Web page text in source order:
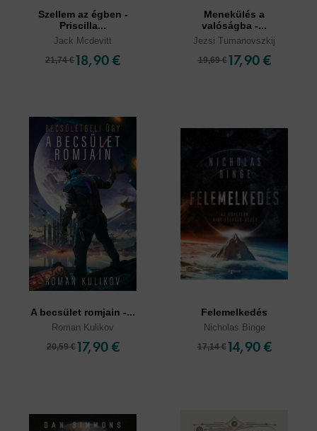
Szellem az égben -
Priscilla...
Jack Mcdevitt
21,74 €18,90 €
Menekülés a
valóságba -...
Jezsi Tumanovszkij
19,69 € 17,90 €
A becsület romjain -...
Roman Kulikov
20,59 € 17,90 €
Felemelkedés
Nicholas Binge
17,14 € 14,90 €